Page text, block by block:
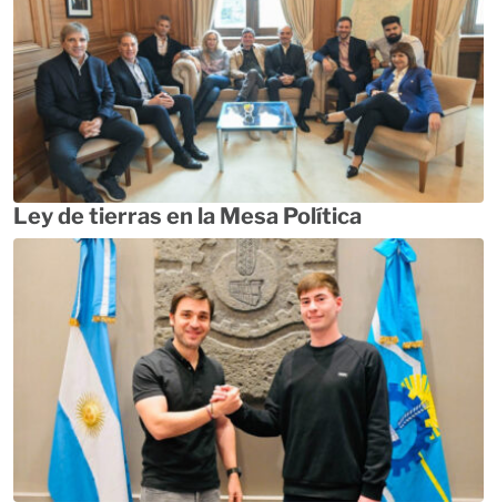
Ley de tierras en la Mesa Política